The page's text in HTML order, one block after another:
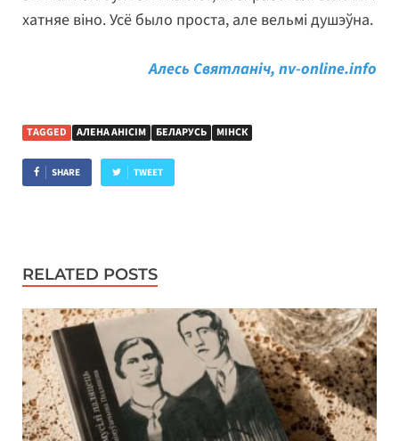
хатняе віно. Усё было проста, але вельмі душэўна.
Алесь Святланіч, nv-online.info
TAGGED АЛЕНА АНІСІМ БЕЛАРУСЬ МІНСК
SHARE TWEET
RELATED POSTS